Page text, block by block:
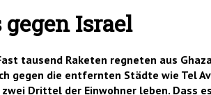
gegen Israel
tausend Raketen regneten aus
gegen die entfernten Städte wie Tel
zwei Drittel der Einwohner leben. Dass